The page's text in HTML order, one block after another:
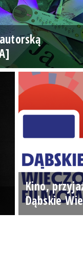
Kino,
Dąbskie